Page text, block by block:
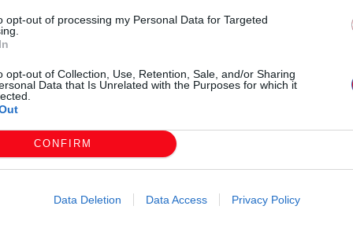
opt-out of processing my Personal Data for Targeted
opt-out of Collection, Use, Retention, Sale, and/or Sharing
Data that Is Unrelated with the Purposes for which it
CONFIRM
Data Deletion Data Access Privacy Policy
λειτουργεί σε πλήρη συμμόρφωση με το ισχύον
με αποκλειστικό γνώμονα τη νομιμότητα, την
υγείας.
της Διοικήτριας του Νοσοκομείου, με τη
ή πολιτική επιλογή, αλλά προέκυψε μέσω
με το ισχύον νομικό πλαίσιο.
δηλώνει ότι σέβεται απολύτως την
των ιατρών, ενώ ο διάλογος με τους θεσμικούς
με βασική προτεραιότητα την ασφάλεια των